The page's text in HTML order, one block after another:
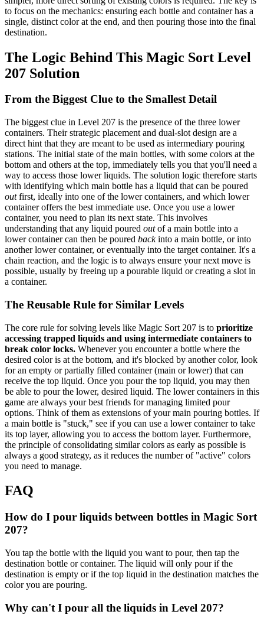
to focus on the mechanics: ensuring each bottle and container has a
single, distinct color at the end, and then pouring those into the final
destination.
The Logic Behind This Magic Sort Level
207 Solution
From the Biggest Clue to the Smallest Detail
The biggest clue in Level 207 is the presence of the three lower
containers. Their strategic placement and dual-slot design are a
direct hint that they are meant to be used as intermediary pouring
stations. The initial state of the main bottles, with some colors at the
bottom and others at the top, immediately tells you that you'll need a
way to access those lower liquids. The solution logic therefore starts
with identifying which main bottle has a liquid that can be poured
outfirst, ideally into one of the lower containers, and which lower
container offers the best immediate use. Once you use a lower
container, you need to plan its next state. This involves
understanding that any liquid poured outof a main bottle into a
lower container can then be poured backinto a main bottle, or into
another lower container, or eventually into the target container. It's a
chain reaction, and the logic is to always ensure your next move is
possible, usually by freeing up a pourable liquid or creating a slot in
a container.
The Reusable Rule for Similar Levels
The core rule for solving levels like Magic Sort 207 is to prioritize
accessing trapped liquids and using intermediate containers to
break color locks. Whenever you encounter a bottle where the
desired color is at the bottom, and it's blocked by another color, look
for an empty or partially filled container (main or lower) that can
receive the top liquid. Once you pour the top liquid, you may then
be able to pour the lower, desired liquid. The lower containers in this
game are always your best friends for managing limited pour
options. Think of them as extensions of your main pouring bottles. If
a main bottle is "stuck," see if you can use a lower container to take
its top layer, allowing you to access the bottom layer. Furthermore,
the principle of consolidating similar colors as early as possible is
always a good strategy, as it reduces the number of "active" colors
you need to manage.
FAQ
How do I pour liquids between bottles in Magic Sort
207?
You tap the bottle with the liquid you want to pour, then tap the
destination bottle or container. The liquid will only pour if the
destination is empty or if the top liquid in the destination matches the
color you are pouring.
Why can't I pour all the liquids in Level 207?